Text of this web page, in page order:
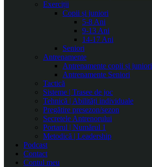
Exerciții
Copii și juniori
5-8 Ani
9-13 Ani
14-17 Ani
Seniori
Antrenamente
Antrenamente copii și juniori
Antrenamente Seniori
Tactică
Sisteme | Trasee de joc
Tehnică | Abilități individuale
Pregătire presezon/sezon
Secretele Antrenorului
Portarul | Numărul 1
Metodică | Leadership
Podcast
Contact
Contul meu